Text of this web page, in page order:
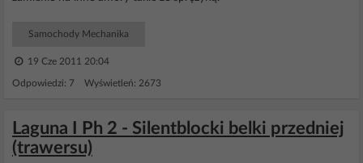
Samochody Mechanika
19 Cze 2011 20:04
Odpowiedzi: 7 Wyświetleń: 2673
Laguna I Ph 2 - Silentblocki belki przedniej
(trawersu)